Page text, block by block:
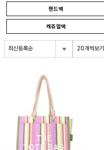
핸드백
캐쥬얼백
최신등록순 20개씩보기